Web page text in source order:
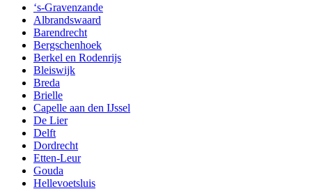
‘s-Gravenzande
Albrandswaard
Barendrecht
Bergschenhoek
Berkel en Rodenrijs
Bleiswijk
Breda
Brielle
Capelle aan den IJssel
De Lier
Delft
Dordrecht
Etten-Leur
Gouda
Hellevoetsluis